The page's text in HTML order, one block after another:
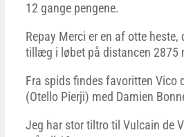
12 gange pengene.
Repay Merci er en af otte heste,
tillæg i løbet på distancen 2875
Fra spids findes favoritten Vico
(Otello Pierji) med Damien
Jeg har stor tiltro til Vulcain de